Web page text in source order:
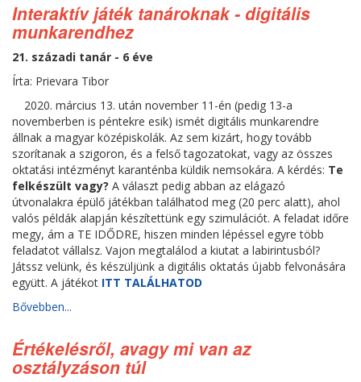
Interaktív játék tanároknak - digitális
munkarendhez
21. századi tanár - 6 éve
Írta: Prievara Tibor
2020. március 13. után november 11-én (pedig 13-a
novemberben is péntekre esik) ismét digitális munkarendre
állnak a magyar középiskolák. Az sem kizárt, hogy tovább
szorítanak a szigoron, és a felső tagozatokat, vagy az összes
oktatási intézményt karanténba küldik nemsokára. A kérdés: Te
felkészült vagy? A választ pedig abban az elágazó
útvonalakra épülő játékban találhatod meg (20 perc alatt), ahol
valós példák alapján készítettünk egy szimulációt. A feladat időre
megy, ám a TE IDŐDRE, hiszen minden lépéssel egyre több
feladatot vállalsz. Vajon megtalálod a kiutat a labirintusból?
Játssz velünk, és készüljünk a digitális oktatás újabb felvonására
együtt. A játékot ITT TALÁLHATOD
Bővebben...
Értékelésről, avagy mi van az
osztályzáson túl